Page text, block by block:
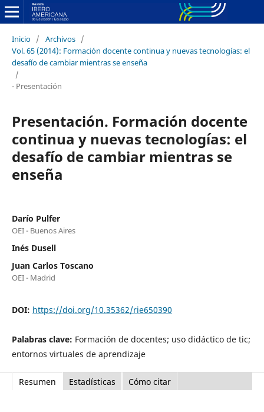
Inicio / Archivos /
Vol. 65 (2014): Formación docente continua y nuevas tecnologías: el
desafío de cambiar mientras se enseña
/
- Presentación
Presentación. Formación docente
continua y nuevas tecnologías: el
desafío de cambiar mientras se
enseña
Darío Pulfer
OEI - Buenos Aires
Inés Dusell
Juan Carlos Toscano
OEI - Madrid
DOI: https://doi.org/10.35362/rie650390
Palabras clave: Formación de docentes; uso didáctico de tic;
entornos virtuales de aprendizaje
Resumen Estadísticas Cómo citar